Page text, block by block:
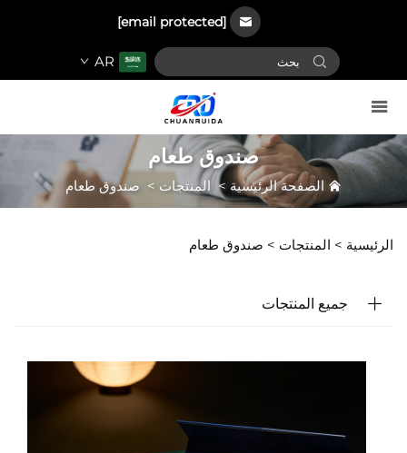
[email protected]
AR
صندوق طعام
الصفحة الرئيسية > المنتجات > صندوق طعام
الرئيسية > المنتجات > صندوق طعام
جميع المنتجات